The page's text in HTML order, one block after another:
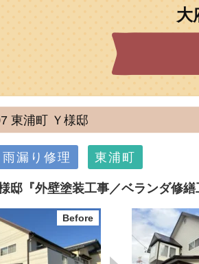
大
東浦町 Ｙ様邸
雨漏り修理 東浦町
『外壁塗装工事／ベランダ修繕